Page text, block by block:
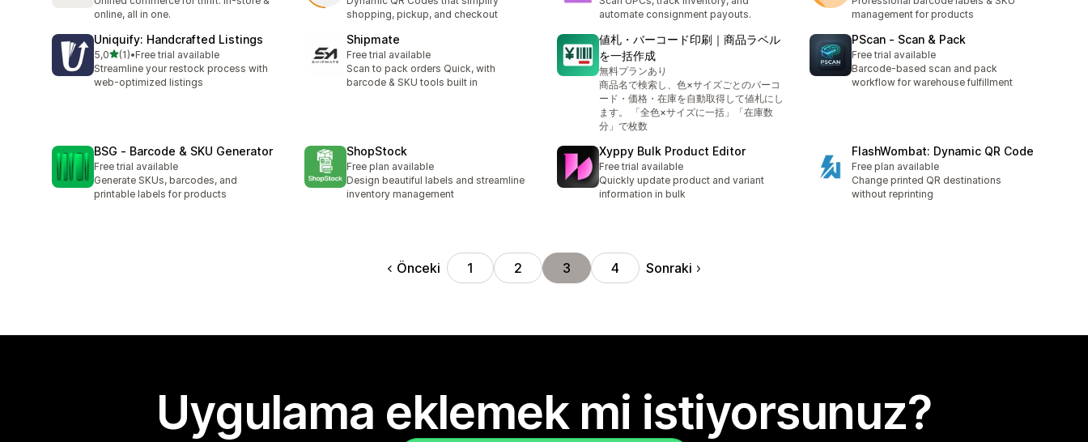
online, all in one.
shopping, pickup, and checkout
automate consignment payouts.
management for products
Uniquify: Handcrafted Listings
5,05 yıldız üzerinden
(1)
toplam 1 değerlendirme
•Free trial available
Streamline your restock process with
web-optimized listings
Shipmate
Free trial available
Scan to pack orders Quick, with
barcode & SKU tools built in
値札・バーコード印刷｜商品ラベル
を一括作成
無料プランあり
商品名で検索し、色×サイズごとのバーコ
ード・価格・在庫を自動取得して値札にし
ます。 「全色×サイズに一括」「在庫数
分」で枚数
PScan ‑ Scan & Pack
Free trial available
Barcode-based scan and pack
workflow for warehouse fulfillment
BSG ‑ Barcode & SKU Generator
Free trial available
Generate SKUs, barcodes, and
printable labels for products
ShopStock
Free plan available
Design beautiful labels and streamline
inventory management
Xyppy Bulk Product Editor
Free trial available
Quickly update product and variant
information in bulk
FlashWombat: Dynamic QR Code
Free plan available
Change printed QR destinations
without reprinting
Önceki 1 2 3 4 Sonraki
Uygulama eklemek mi istiyorsunuz?